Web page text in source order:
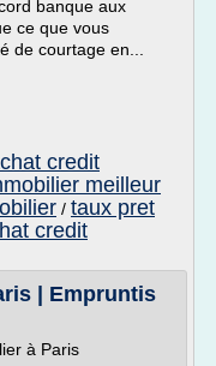
banque aux
ce que vous
de courtage en...
credit
meilleur
/ taux pret
credit
| Empruntis
à Paris